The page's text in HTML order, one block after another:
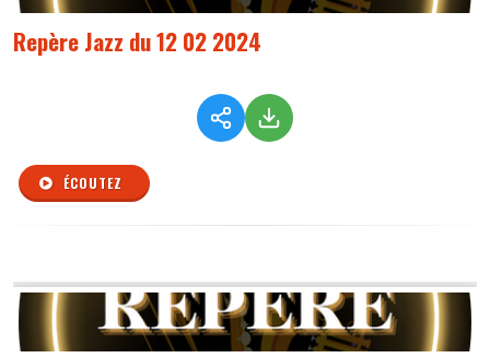
Repère Jazz du 12 02 2024
ÉCOUTEZ